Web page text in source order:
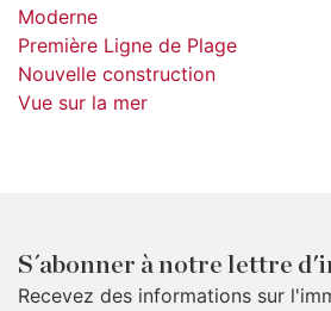
Moderne
Première Ligne de Plage
Nouvelle construction
Vue sur la mer
S´abonner à notre lettre
Recevez des informations sur